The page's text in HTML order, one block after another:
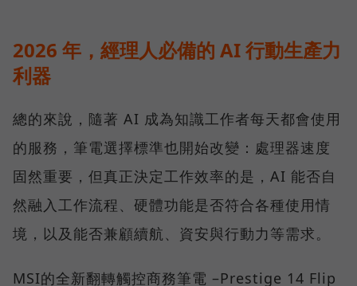
2026 年，經理人必備的 AI 行動生產力
利器
總的來說，隨著 AI 成為知識工作者每天都會使用
的服務，筆電選擇標準也開始改變：處理器速度
固然重要，但真正決定工作效率的是，AI 能否自
然融入工作流程、硬體功能是否符合各種使用情
境，以及能否兼顧續航、資安與行動力等需求。
MSI的全新翻轉觸控商務筆電 –Prestige 14 Flip